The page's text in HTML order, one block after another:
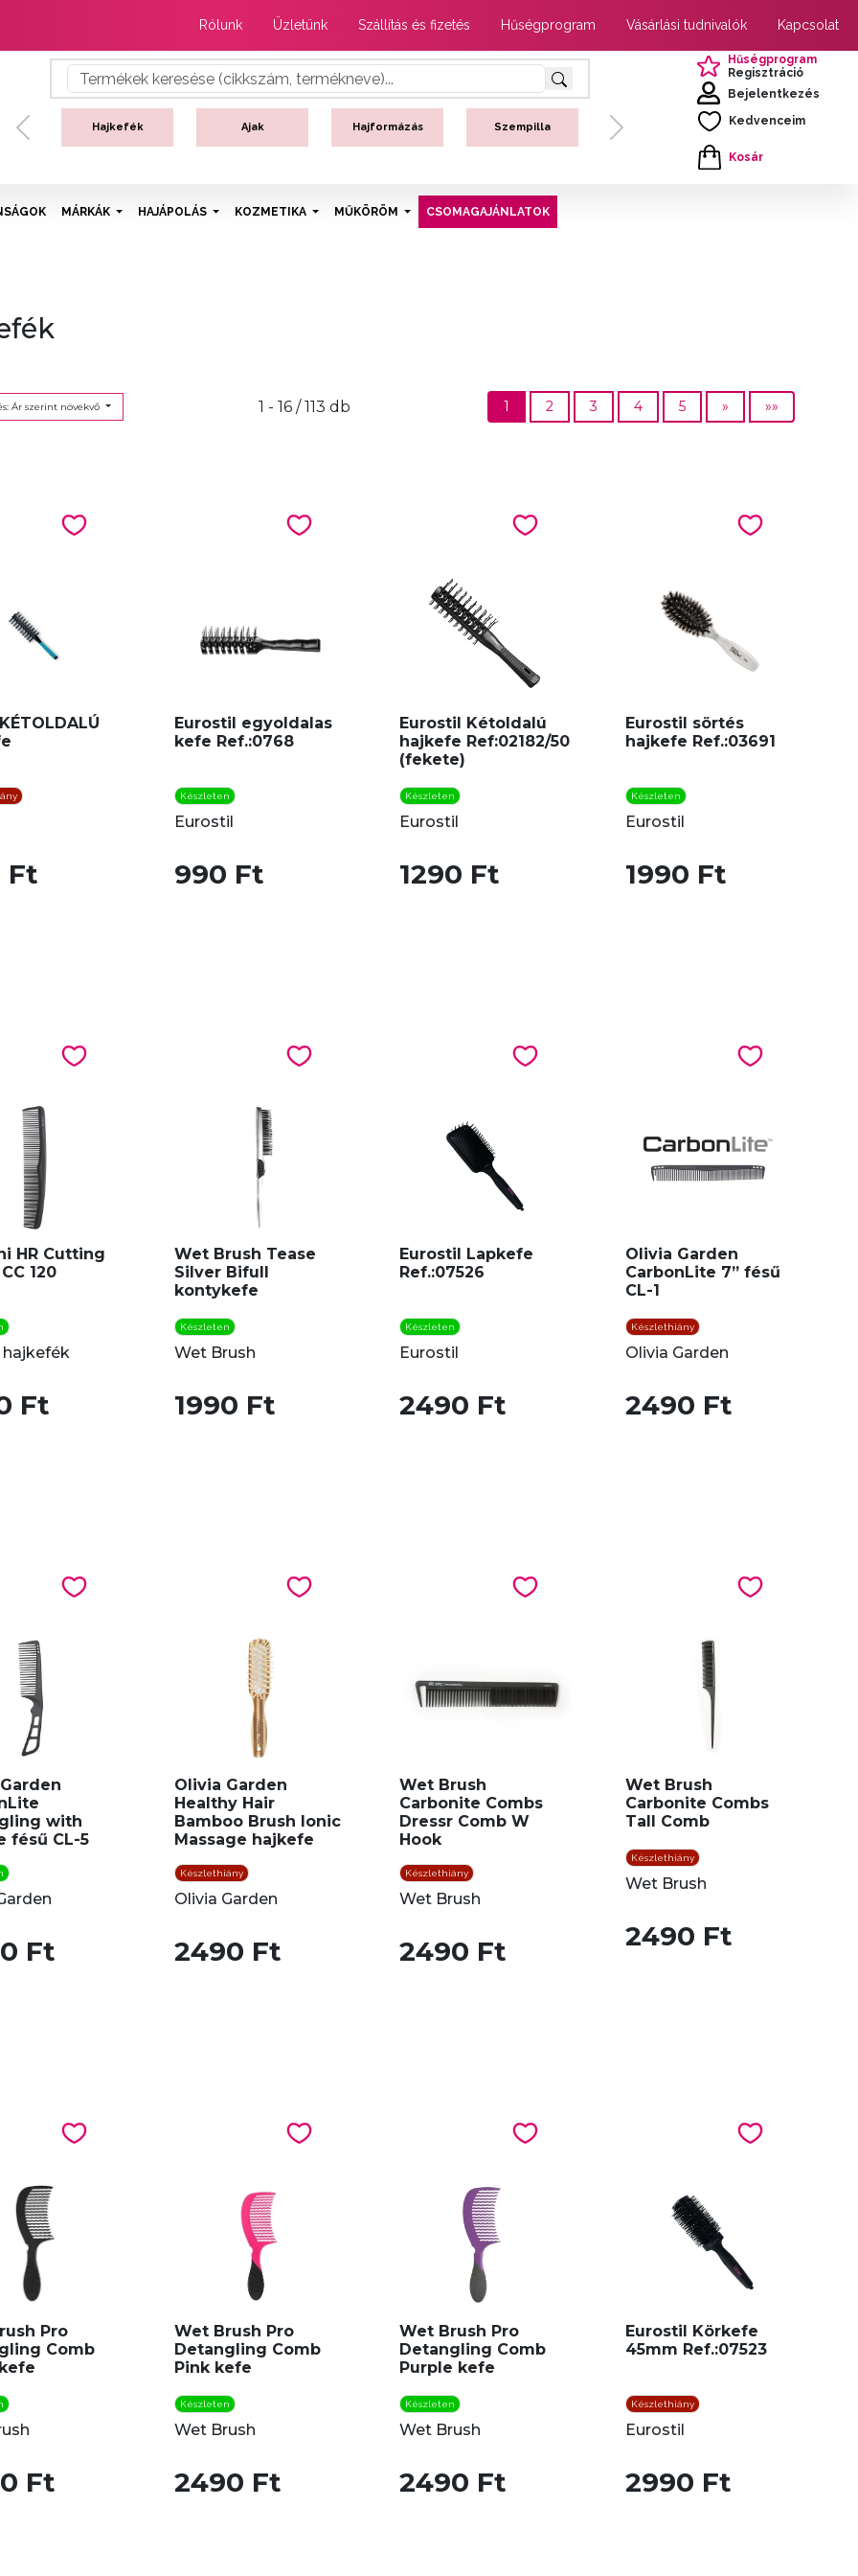
Rólunk Üzletünk Szállítás és fizetés Hűségprogram Vásárlási tudnivalók Kapcsolat
Hajkefék Ajak Hajformázás Szempilla
Previous Next
Hűségprogram
Regisztráció
Bejelentkezés
Kedvenceim
Kosár
MÁRKÁK HAJÁPOLÁS KOZMETIKA MŰKÖRÖM CSOMAGAJÁNLATOK
Ár szerint növekvő 1 - 16 / 113 db 1 2 3 4 5 » »»
Ft
Eurostil egyoldalas
kefe Ref.:0768
Készleten
Eurostil
990 Ft
Eurostil Kétoldalú
hajkefe Ref:02182/50
(fekete)
Készleten
Eurostil
1290 Ft
Eurostil sörtés
hajkefe Ref.:03691
Készleten
Eurostil
1990 Ft
HR Cutting
120
hajkefék
Ft
Wet Brush Tease
Silver Bifull
kontykefe
Készleten
Wet Brush
1990 Ft
Eurostil Lapkefe
Ref.:07526
Készleten
Eurostil
2490 Ft
Olivia Garden
CarbonLite 7” fésű
CL-1
Készlethiány
Olivia Garden
2490 Ft
with
fésű CL-5
Ft
Olivia Garden
Healthy Hair
Bamboo Brush Ionic
Massage hajkefe
Készlethiány
Olivia Garden
2490 Ft
Wet Brush
Carbonite Combs
Dressr Comb W
Hook
Készlethiány
Wet Brush
2490 Ft
Wet Brush
Carbonite Combs
Tall Comb
Készlethiány
Wet Brush
2490 Ft
Pro
Comb
Ft
Wet Brush Pro
Detangling Comb
Pink kefe
Készleten
Wet Brush
2490 Ft
Wet Brush Pro
Detangling Comb
Purple kefe
Készleten
Wet Brush
2490 Ft
Eurostil Körkefe
45mm Ref.:07523
Készlethiány
Eurostil
2990 Ft